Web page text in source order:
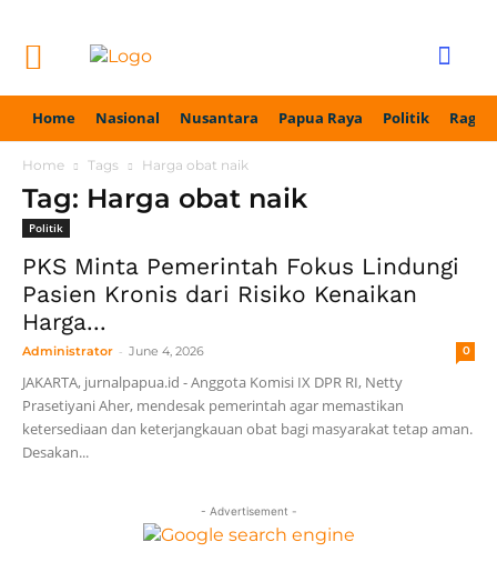
Home Nasional Nusantara Papua Raya Politik
Home Tags Harga obat naik
Tag: Harga obat naik
Politik
PKS Minta Pemerintah Fokus Lindungi
Pasien Kronis dari Risiko Kenaikan
Harga...
Administrator - June 4, 2026 0
JAKARTA, jurnalpapua.id - Anggota Komisi IX DPR RI, Netty
Prasetiyani Aher, mendesak pemerintah agar memastikan
ketersediaan dan keterjangkauan obat bagi masyarakat tetap aman.
Desakan...
- Advertisement -